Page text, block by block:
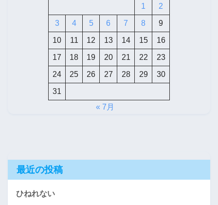
1 2
3 4 5 6 7 8 9
10 11 12 13 14 15 16
17 18 19 20 21 22 23
24 25 26 27 28 29 30
31
« 7月
最近の投稿
ひねれない